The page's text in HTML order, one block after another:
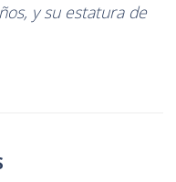
y su estatura de